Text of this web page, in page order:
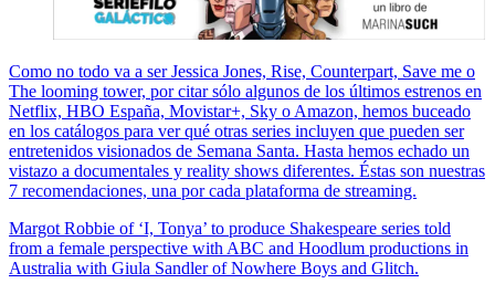
Como no todo va a ser Jessica Jones, Rise, Counterpart, Save me o
The looming tower, por citar sólo algunos de los últimos estrenos en
Netflix, HBO España, Movistar+, Sky o Amazon, hemos buceado
en los catálogos para ver qué otras series incluyen que pueden ser
entretenidos visionados de Semana Santa. Hasta hemos echado un
vistazo a documentales y reality shows diferentes. Éstas son nuestras
7 recomendaciones, una por cada plataforma de streaming.
Margot Robbie of ‘I, Tonya’ to produce Shakespeare series told
from a female perspective with ABC and Hoodlum productions in
Australia with Giula Sandler of Nowhere Boys and Glitch.